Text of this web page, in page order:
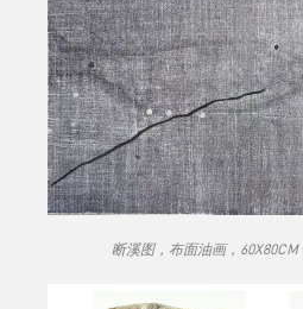
断溪图，布面油画，